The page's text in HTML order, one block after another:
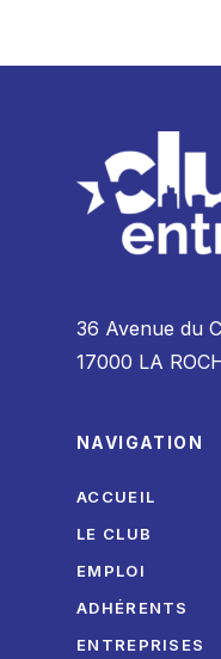
36 Avenue du
17000 LA
NAVIGATION
ACCUEIL
LE CLUB
EMPLOI
ADHÉRENTS
ENTREPRISES